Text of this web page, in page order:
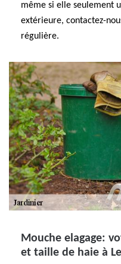
même si elle seulement
extérieure, contactez-
régulière.
Mouche elagage:
et taille de haie à